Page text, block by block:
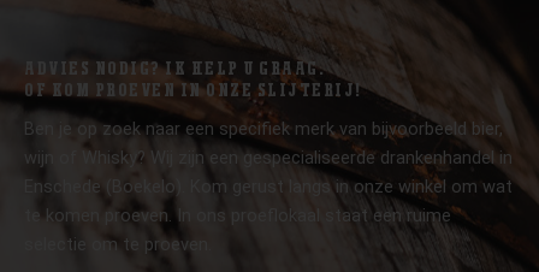
ADVIES NODIG? IK HELP U GRAAG.
OF KOM PROEVEN IN ONZE SLIJTERIJ!
Ben je op zoek naar een specifiek merk van bijvoorbeeld bier,
wijn of Whisky? Wij zijn een gespecialiseerde drankenhandel in
Enschede (Boekelo). Kom gerust langs in onze winkel om wat
te komen proeven. In ons proeflokaal staat een ruime
selectie om te proeven.